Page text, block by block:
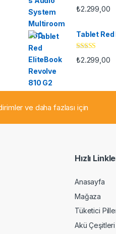
₺2.299,00
Tablet Red
5
üzerinde
₺2.299,00
ve daha fazlası için
Hızlı
Anasayfa
Mağaza
Tüketici
Akü Çeşitleri